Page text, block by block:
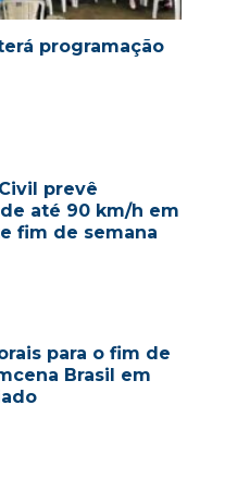
programação
prevê
até 90 km/h em
fim de semana
para o fim de
Brasil em